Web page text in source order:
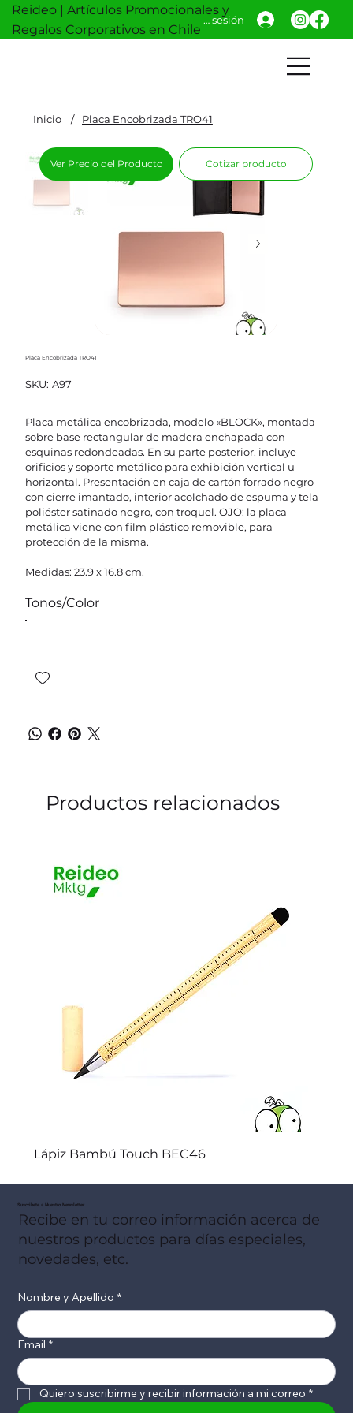
Reideo | Artículos Promocionales y
Regalos Corporativos en Chile
Iniciar sesión
Inicio / Placa Encobrizada TRO41
Placa Encobrizada TRO41
SKU:
SKU
A97
A97
Placa metálica encobrizada, modelo «BLOCK», montada
sobre base rectangular de madera enchapada con
esquinas redondeadas. En su parte posterior, incluye
orificios y soporte metálico para exhibición vertical u
horizontal. Presentación en caja de cartón forrado negro
con cierre imantado, interior acolchado de espuma y tela
poliéster satinado negro, con troquel. OJO: la placa
metálica viene con film plástico removible, para
protección de la misma.
Medidas: 23.9 x 16.8 cm.
Tonos/Color
Ver Precio del Producto Cotizar producto
Productos relacionados
Lápiz Bambú Touch BEC46
Suscribete a Nuestro Newsletter
Recibe en tu correo información acerca de
nuestros productos para días especiales,
novedades, etc.
Nombre y Apellido *
Email *
Quiero suscribirme y recibir información a mi correo *